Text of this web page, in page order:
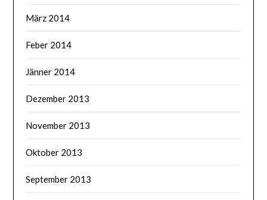
März 2014
Feber 2014
Jänner 2014
Dezember 2013
November 2013
Oktober 2013
September 2013